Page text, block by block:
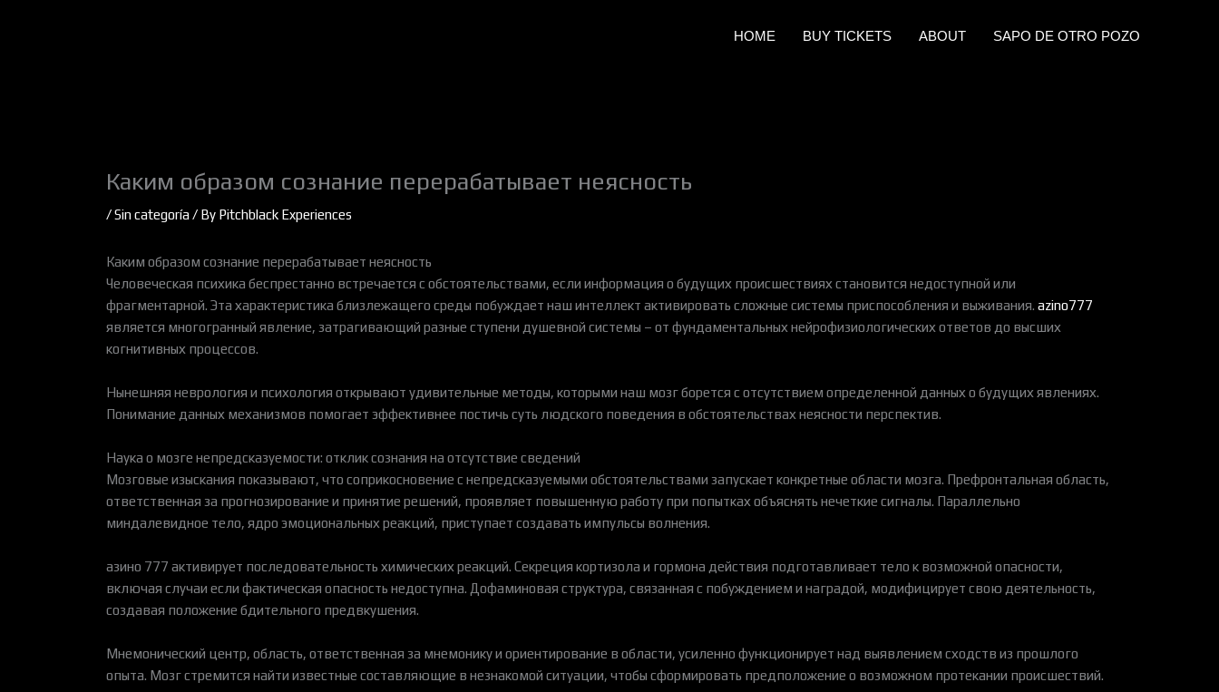
HOME BUY TICKETS ABOUT SAPO DE OTRO POZO
Каким образом сознание перерабатывает неясность
/Sin categoría/ By Pitchblack Experiences
Каким образом сознание перерабатывает неясность
Человеческая психика беспрестанно встречается с обстоятельствами, если информация о будущих происшествиях становится недоступной или
фрагментарной. Эта характеристика близлежащего среды побуждает наш интеллект активировать сложные системы приспособления и выживания. azino777
является многогранный явление, затрагивающий разные ступени душевной системы – от фундаментальных нейрофизиологических ответов до высших
когнитивных процессов.
Нынешняя неврология и психология открывают удивительные методы, которыми наш мозг борется с отсутствием определенной данных о будущих явлениях.
Понимание данных механизмов помогает эффективнее постичь суть людского поведения в обстоятельствах неясности перспектив.
Наука о мозге непредсказуемости: отклик сознания на отсутствие сведений
Мозговые изыскания показывают, что соприкосновение с непредсказуемыми обстоятельствами запускает конкретные области мозга. Префронтальная область,
ответственная за прогнозирование и принятие решений, проявляет повышенную работу при попытках объяснять нечеткие сигналы. Параллельно
миндалевидное тело, ядро эмоциональных реакций, приступает создавать импульсы волнения.
азино 777 активирует последовательность химических реакций. Секреция кортизола и гормона действия подготавливает тело к возможной опасности,
включая случаи если фактическая опасность недоступна. Дофаминовая структура, связанная с побуждением и наградой, модифицирует свою деятельность,
создавая положение бдительного предвкушения.
Мнемонический центр, область, ответственная за мнемонику и ориентирование в области, усиленно функционирует над выявлением сходств из прошлого
опыта. Мозг стремится найти известные составляющие в незнакомой ситуации, чтобы сформировать предположение о возможном протекании происшествий.